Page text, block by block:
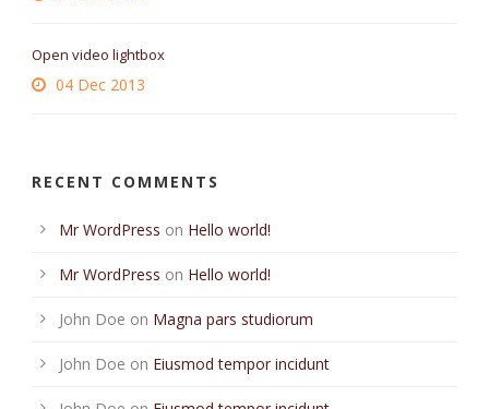
Open video lightbox
04 Dec 2013
RECENT COMMENTS
Mr WordPress on Hello world!
Mr WordPress on Hello world!
John Doe on Magna pars studiorum
John Doe on Eiusmod tempor incidunt